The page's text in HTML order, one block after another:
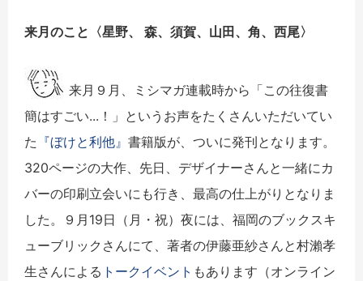
来月のこと〈星野、 森、須賀、山田、角、西尾〉
来月９月、ミシマガ連載時から「この往復書
簡はすごい...！」 というお声をたくさんいただいてい
た 『ぼけと利他』 書籍版が、ついに発刊となります。
320ページの大作、先日、 デザイナーさんと一緒にカ
バーの印刷立会いにも行き、 最高の仕上がりとなりま
した。９月19日（月・祝）夜には、 福岡のブックスキ
ューブリックさんにて、 著者の伊藤亜紗さんと村瀨孝
生さんによる トークイベント もありま す（オンライン